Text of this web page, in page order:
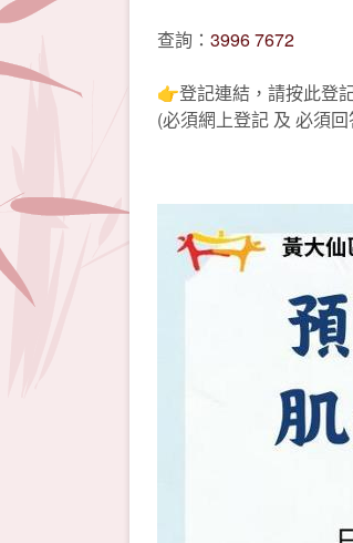
查詢： 3996 7672
👉登記連結，請按此登
(必須網上登記 及 必須